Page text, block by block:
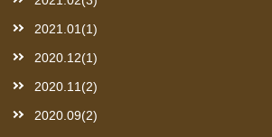
2021.01(1)
2020.12(1)
2020.11(2)
2020.09(2)